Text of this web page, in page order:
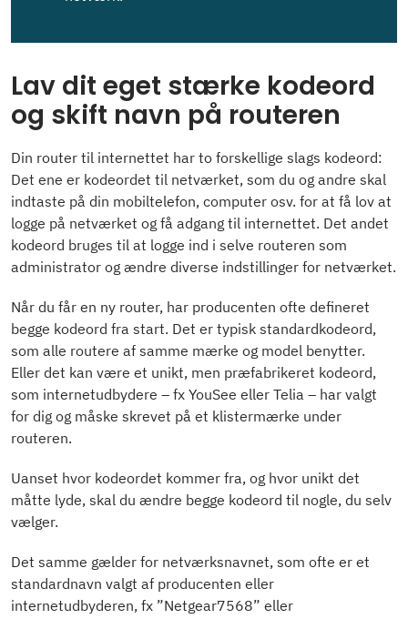
Lav dit eget stærke kodeord
og skift navn på routeren
Din router til internettet har to forskellige slags kodeord:
Det ene er kodeordet til netværket, som du og andre skal
indtaste på din mobiltelefon, computer osv. for at få lov at
logge på netværket og få adgang til internettet. Det andet
kodeord bruges til at logge ind i selve routeren som
administrator og ændre diverse indstillinger for netværket.
Når du får en ny router, har producenten ofte defineret
begge kodeord fra start. Det er typisk standardkodeord,
som alle routere af samme mærke og model benytter.
Eller det kan være et unikt, men præfabrikeret kodeord,
som internetudbydere – fx YouSee eller Telia – har valgt
for dig og måske skrevet på et klistermærke under
routeren.
Uanset hvor kodeordet kommer fra, og hvor unikt det
måtte lyde, skal du ændre begge kodeord til nogle, du selv
vælger.
Det samme gælder for netværksnavnet, som ofte er et
standardnavn valgt af producenten eller
internetudbyderen, fx ”Netgear7568” eller